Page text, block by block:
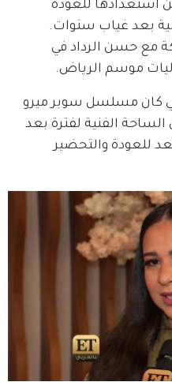
للعودة
بعد غياب سنوات.
مع حسن الرداد في
موسم الرياض.
كان مسلسل سوبر ميرو
عن الساحة الفنية لفترة بعد
للعودة والتحضير